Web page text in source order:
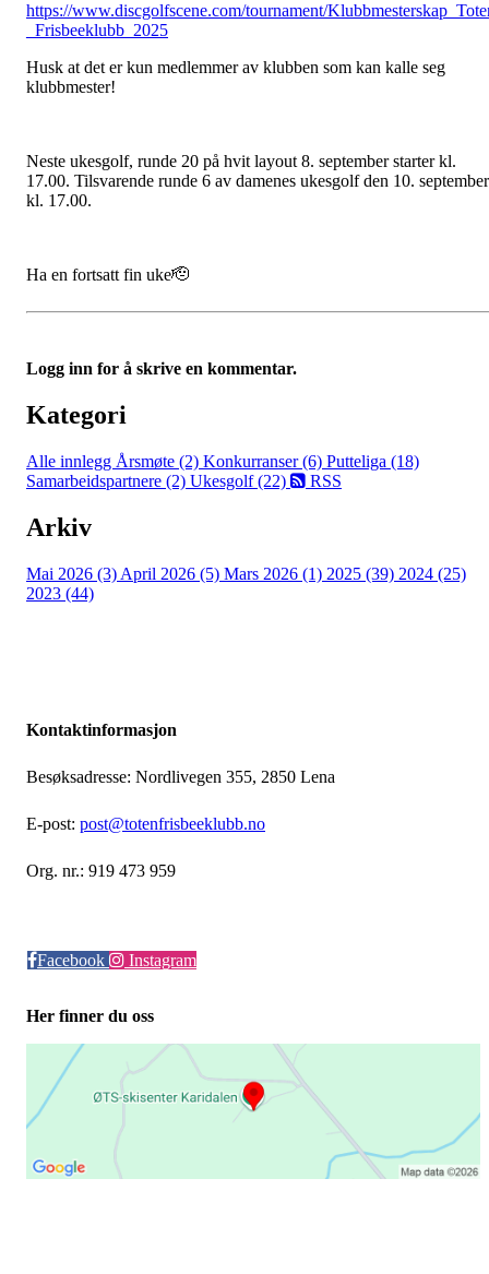
https://www.discgolfscene.com/tournament/
_Frisbeeklubb_2025
Husk at det er kun medlemmer av klubben som kan kalle seg
klubbmester!
Neste ukesgolf, runde 20 på hvit layout 8. september starter kl.
17.00. Tilsvarende runde 6 av damenes ukesgolf den 10. september
kl. 17.00.
Ha en fortsatt fin uke🫡
Logg inn for å skrive en kommentar.
Kategori
Alle innlegg Årsmøte (2) Konkurranser (6) Putteliga (18)
Samarbeidspartnere (2) Ukesgolf (22) RSS
Arkiv
Mai 2026 (3) April 2026 (5) Mars 2026 (1) 2025 (39) 2024 (25)
2023 (44)
Kontaktinformasjon
Besøksadresse: Nordlivegen 355, 2850 Lena
E-post: post@totenfrisbeeklubb.no
Org. nr.: 919 473 959
Facebook Instagram
Her finner du oss